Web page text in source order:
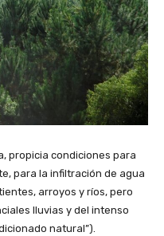
propicia condiciones para
para la infiltración de agua
arroyos y ríos, pero
lluvias y del intenso
natural”).